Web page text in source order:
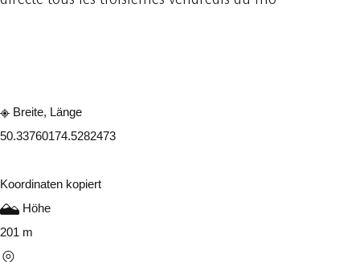
Breite, Länge
50.33760174.5282473
Koordinaten kopiert
Höhe
201 m